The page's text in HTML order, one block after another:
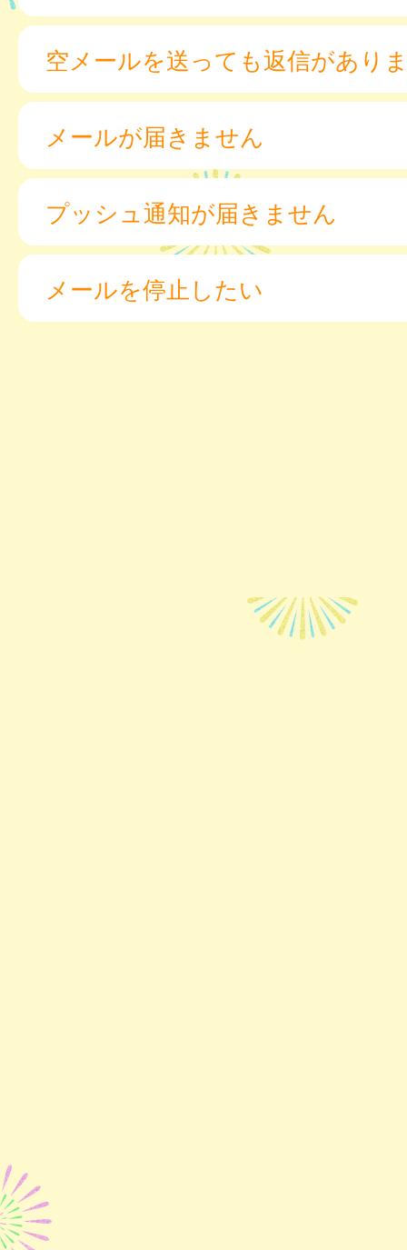
空メールを送っても返信があり
メールが届きません
プッシュ通知が届きません
メールを停止したい